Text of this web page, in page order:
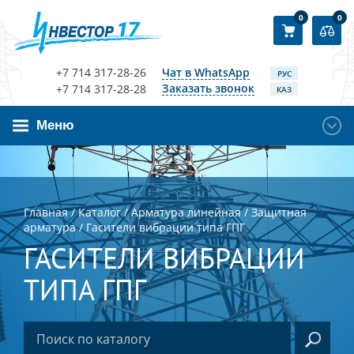
+7 714 317-28-26
+7 714 317-28-28
Чат в WhatsApp
Заказать звонок
РУС
КАЗ
0 0
Меню
Главная/Каталог/Арматура линейная/Защитная
арматура/Гасители вибрации типа ГПГ
ГАСИТЕЛИ ВИБРАЦИИ
ТИПА ГПГ